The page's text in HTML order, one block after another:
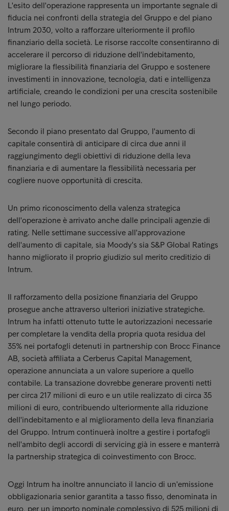
L'esito dell'operazione rappresenta un importante segnale di
fiducia nei confronti della strategia del Gruppo e del piano
Intrum 2030, volto a rafforzare ulteriormente il profilo
finanziario della società. Le risorse raccolte consentiranno di
accelerare il percorso di riduzione dell'indebitamento,
migliorare la flessibilità finanziaria del Gruppo e sostenere
investimenti in innovazione, tecnologia, dati e intelligenza
artificiale, creando le condizioni per una crescita sostenibile
nel lungo periodo.
Secondo il piano presentato dal Gruppo, l'aumento di
capitale consentirà di anticipare di circa due anni il
raggiungimento degli obiettivi di riduzione della leva
finanziaria e di aumentare la flessibilità necessaria per
cogliere nuove opportunità di crescita.
Un primo riconoscimento della valenza strategica
dell'operazione è arrivato anche dalle principali agenzie di
rating. Nelle settimane successive all'approvazione
dell'aumento di capitale, sia Moody's sia S&P Global Ratings
hanno migliorato il proprio giudizio sul merito creditizio di
Intrum.
Il rafforzamento della posizione finanziaria del Gruppo
prosegue anche attraverso ulteriori iniziative strategiche.
Intrum ha infatti ottenuto tutte le autorizzazioni necessarie
per completare la vendita della propria quota residua del
35% nei portafogli detenuti in partnership con Brocc Finance
AB, società affiliata a Cerberus Capital Management,
operazione annunciata a un valore superiore a quello
contabile. La transazione dovrebbe generare proventi netti
per circa 217 milioni di euro e un utile realizzato di circa 35
milioni di euro, contribuendo ulteriormente alla riduzione
dell'indebitamento e al miglioramento della leva finanziaria
del Gruppo. Intrum continuerà inoltre a gestire i portafogli
nell'ambito degli accordi di servicing già in essere e manterrà
la partnership strategica di coinvestimento con Brocc.
Oggi Intrum ha inoltre annunciato il lancio di un'emissione
obbligazionaria senior garantita a tasso fisso, denominata in
euro, per un importo nominale complessivo di 525 milioni di